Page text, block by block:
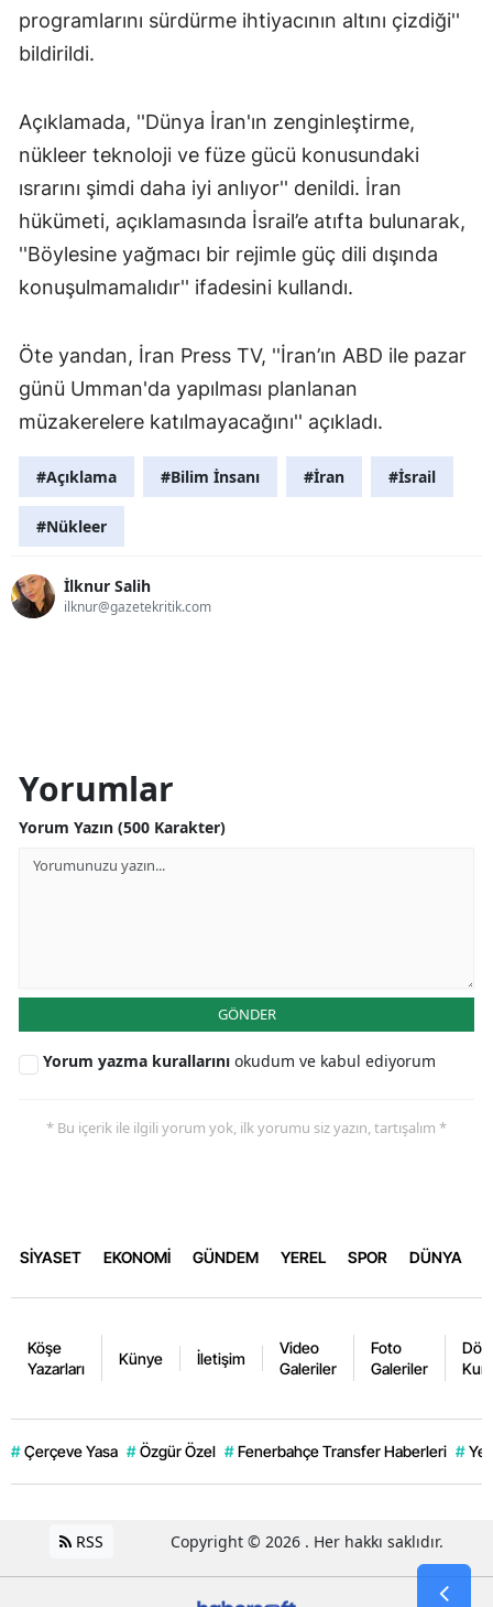
programlarını sürdürme ihtiyacının altını çizdiği''
bildirildi.
Açıklamada, ''Dünya İran'ın zenginleştirme,
nükleer teknoloji ve füze gücü konusundaki
ısrarını şimdi daha iyi anlıyor'' denildi. İran
hükümeti, açıklamasında İsrail’e atıfta bulunarak,
''Böylesine yağmacı bir rejimle güç dili dışında
konuşulmamalıdır'' ifadesini kullandı.
Öte yandan, İran Press TV, ''İran’ın ABD ile pazar
günü Umman'da yapılması planlanan
müzakerelere katılmayacağını'' açıkladı.
#Açıklama #Bilim İnsanı #İran #İsrail
#Nükleer
İlknur Salih
ilknur@gazetekritik.com
Yorumlar
Yorum Yazın (500 Karakter)
GÖNDER
Yorum yazma kurallarını okudum ve kabul ediyorum
* Bu içerik ile ilgili yorum yok, ilk yorumu siz yazın, tartışalım *
SİYASET EKONOMİ GÜNDEM YEREL SPOR DÜNYA
Köşe
Yazarları
Künye İletişim
Video
Galeriler
Foto
Galeriler
# Çerçeve Yasa # Özgür Özel # Fenerbahçe Transfer Haberleri #
RSS Copyright © 2026 . Her hakkı saklıdır.